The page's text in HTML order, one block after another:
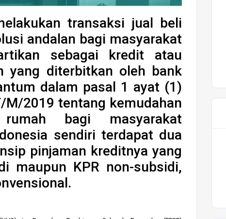
transaksi jual beli
andalan bagi masyarakat
sebagai kredit atau
yang diterbitkan oleh bank
dalam pasal 1 ayat (1)
M/2019 tentang kemudahan
bagi masyarakat
sendiri terdapat dua
pinjaman kreditnya yang
maupun KPR non-subsidi,